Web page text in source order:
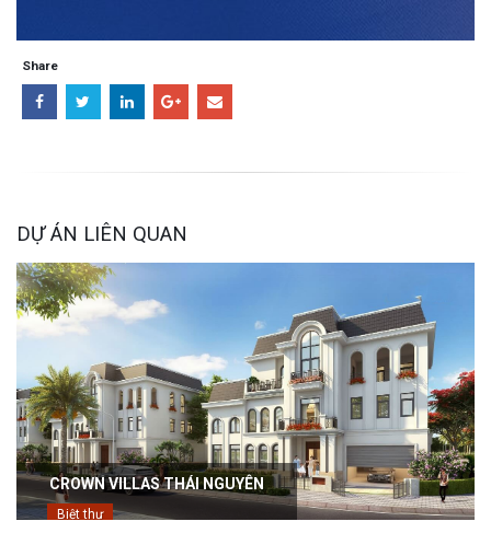
Share
DỰ ÁN LIÊN QUAN
CROWN VILLAS THÁI NGUYÊN
Biệt thự